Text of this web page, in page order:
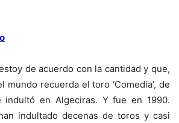
de acuerdo con la cantidad y que,
mundo recuerda el toro ‘Comedia’, de
indultó en Algeciras. Y fue en 1990.
indultado decenas de toros y casi